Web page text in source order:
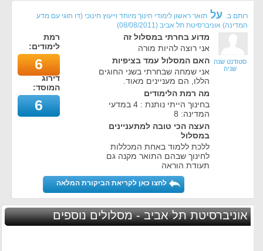
רותם ב. על תואר ראשון לימודי חינוך מיוחד וייעוץ חינוכי (דו חוגי עם מדע
המדינה) אוניברסיטת תל אביב (
08/08/2011
)
סטודנט שנה
שניה
מדוע בחרתי במסלול זה
אני רוצה להיות מורה
האם המסלול עמד בציפיות
אני שמחה שבחרתי בשני החוגים
הללו, הם מעניינים מאוד.
מה רמת הלימודים
בחינוך הייתי נותנת : 4 במדעי
המדינה: 8
העצה הכי טובה למתעניינים
במסלול
ללכת ללמוד באחת המכללות
לחינוך שבהם התואר מקנה גם
תעודת הוראה
רמת
לימודים:
6
דירוג
המוסד:
6
לחצו כאן לקריאת הביקורת המלאה
אוניברסיטת תל אביב - מסלולים נוספים